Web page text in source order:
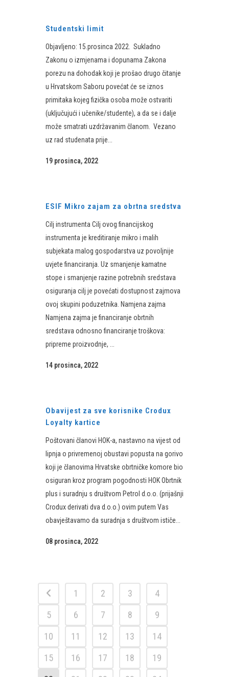
Studentski limit
Objavljeno: 15.prosinca 2022. ​Sukladno
Zakonu o izmjenama i dopunama Zakona
porezu na dohodak koji je prošao drugo čitanje
u Hrvatskom Saboru povećat će se iznos
primitaka kojeg fizička osoba može ostvariti
(uključujući i učenike/studente), a da se i dalje
može smatrati uzdržavanim članom. Vezano
uz rad studenata prije...
19 prosinca, 2022
ESIF Mikro zajam za obrtna sredstva
Cilj instrumenta Cilj ovog financijskog
instrumenta je kreditiranje mikro i malih
subjekata malog gospodarstva uz povoljnije
uvjete financiranja. Uz smanjenje kamatne
stope i smanjenje razine potrebnih sredstava
osiguranja cilj je povećati dostupnost zajmova
ovoj skupini poduzetnika. Namjena zajma
Namjena zajma je financiranje obrtnih
sredstava odnosno financiranje troškova:
pripreme proizvodnje, ...
14 prosinca, 2022
Obavijest za sve korisnike Crodux
Loyalty kartice
Poštovani članovi HOK-a, nastavno na vijest od
lipnja o privremenoj obustavi popusta na gorivo
koji je članovima Hrvatske obrtničke komore bio
osiguran kroz program pogodnosti HOK Obrtnik
plus i suradnju s društvom Petrol d.o.o. (prijašnji
Crodux derivati dva d.o.o.) ovim putem Vas
obavještavamo da suradnja s društvom ističe...
08 prosinca, 2022
1 2 3
4
5
6 7 8
9
10
11 12 13
14
15
16 17 18
19